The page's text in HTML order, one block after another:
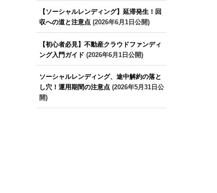
【ソーシャルレンディング】延滞発生！回
収への道と注意点(2026年6月1日公開)
【初心者必見】不動産クラウドファンディ
ング入門ガイド (2026年6月1日公開)
ソーシャルレンディング、途中解約の落と
し穴！運用期間の注意点(2026年5月31日公
開)